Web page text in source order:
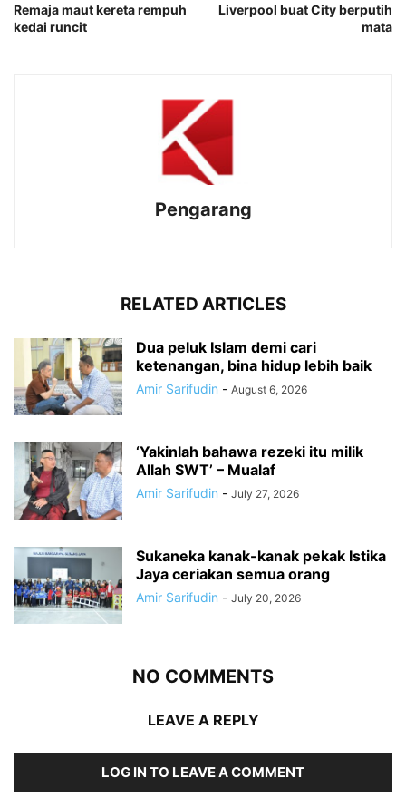
Remaja maut kereta rempuh
kedai runcit
Liverpool buat City berputih
mata
Pengarang
RELATED ARTICLES
Dua peluk Islam demi cari
ketenangan, bina hidup lebih baik
Amir Sarifudin - August 6, 2026
‘Yakinlah bahawa rezeki itu milik
Allah SWT’ – Mualaf
Amir Sarifudin - July 27, 2026
Sukaneka kanak-kanak pekak Istika
Jaya ceriakan semua orang
Amir Sarifudin - July 20, 2026
NO COMMENTS
LEAVE A REPLY
LOG IN TO LEAVE A COMMENT